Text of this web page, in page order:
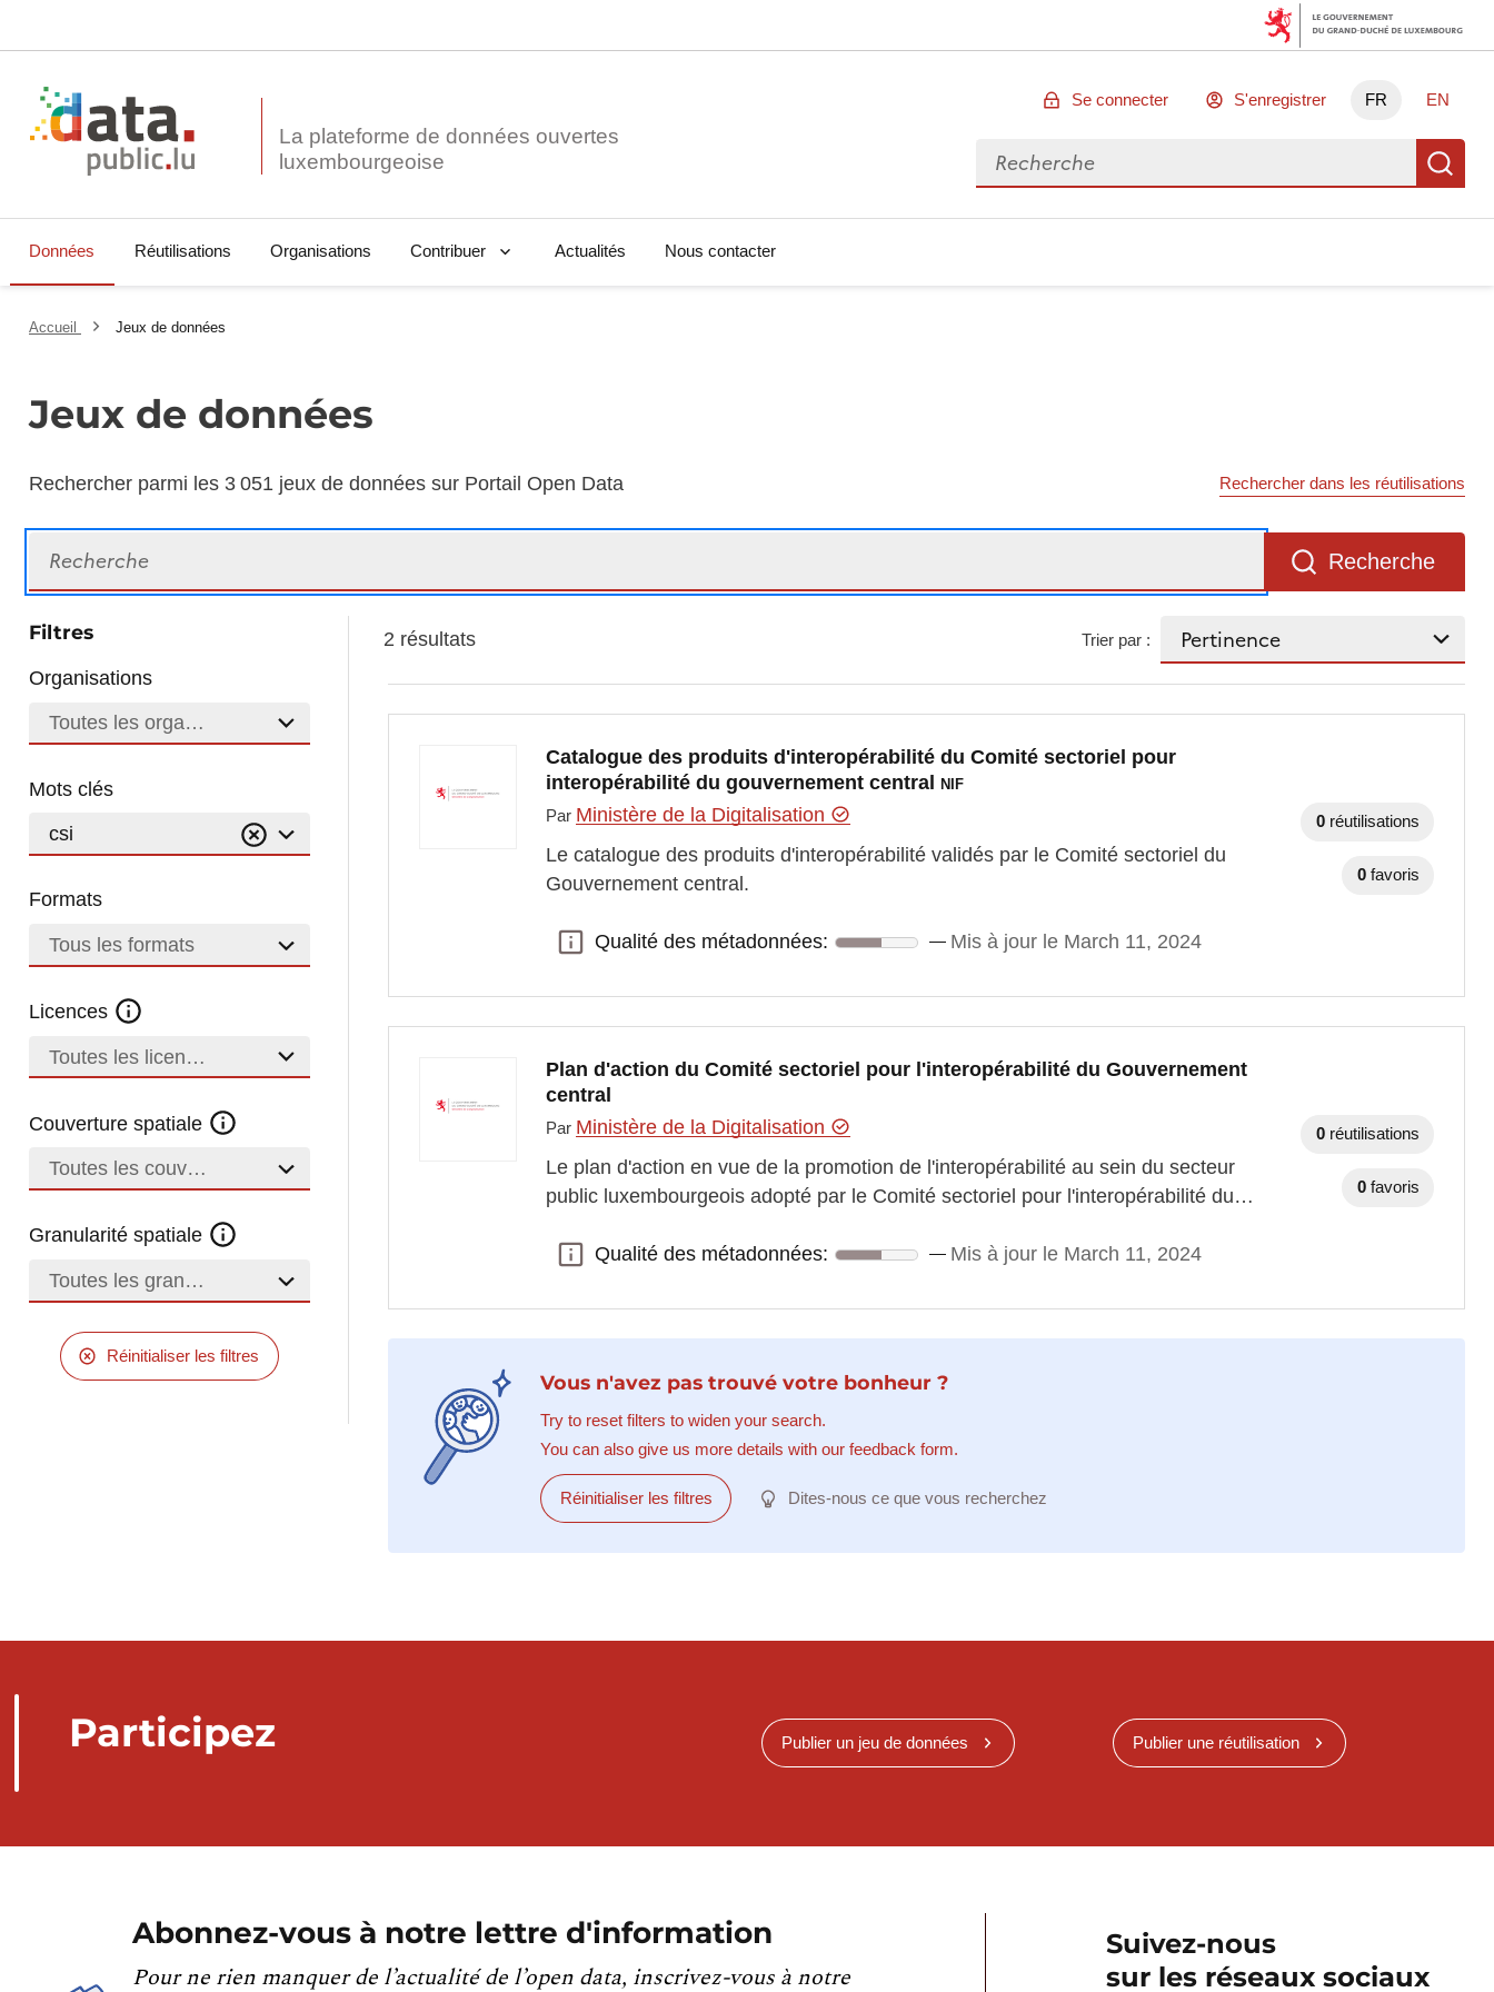
La plateforme de données ouvertes
Se connecter S'enregistrer FR EN
Rechercher des données
Données Réutilisations Organisations Contribuer Actualités Nous contacter
Accueil Jeux de données
Jeux de données
Rechercher parmi les 3 051 jeux de données sur Portail Open Data Rechercher dans les réutilisations
Recherche
Filtres
Organisations
Toutes les organisations
Mots clés
csi
Formats
Tous les formats
Licences
Toutes les licences
Couverture spatiale
Toutes les couvertures
Granularité spatiale
Toutes les granularités
Réinitialiser les filtres
2 résultats Trier par :
Catalogue des produits d'interopérabilité du Comité sectoriel pour
interopérabilité du gouvernement centralNIF
Par Ministère de la Digitalisation
Le catalogue des produits d'interopérabilité validés par le Comité sectoriel du
Gouvernement central.
Qualité des métadonnées:
Qualité des métadonnées: Mis à jour le March 11, 2024
0 réutilisations
0 favoris
Plan d'action du Comité sectoriel pour l'interopérabilité du Gouvernement
central
Par Ministère de la Digitalisation
Le plan d'action en vue de la promotion de l'interopérabilité au sein du secteur
public luxembourgeois adopté par le Comité sectoriel pour l'interopérabilité du…
Qualité des métadonnées:
Qualité des métadonnées: Mis à jour le March 11, 2024
0 réutilisations
0 favoris
Vous n'avez pas trouvé votre bonheur ?
Try to reset filters to widen your search.
You can also give us more details with our feedback form.
Réinitialiser les filtres Dites-nous ce que vous recherchez
Participez Publier un jeu de données Publier une réutilisation
Abonnez-vous à notre lettre d'information
Pour ne rien manquer de l’actualité de l’open data, inscrivez-vous à notre
Suivez-nous
sur les réseaux sociaux